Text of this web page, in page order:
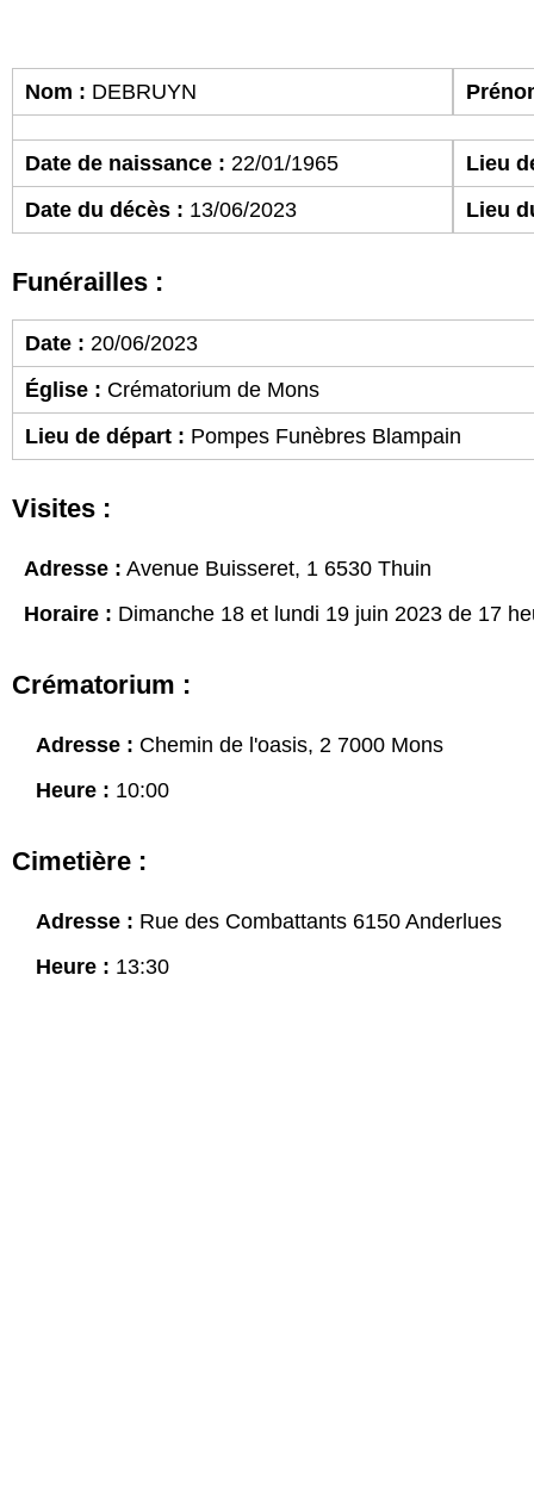
Nom : DEBRUYN
Date de naissance : 22/01/1965
Lieu
Date du décès : 13/06/2023 Lieu
Funérailles :
Date : 20/06/2023
Église : Crématorium de Mons
Lieu de départ : Pompes Funèbres Blampain
Visites :
Adresse : Avenue Buisseret, 1 6530 Thuin
Horaire : Dimanche 18 et lundi 19 juin 2023 de 17
Crématorium :
Adresse : Chemin de l'oasis, 2 7000 Mons
Heure : 10:00
Cimetière :
Adresse : Rue des Combattants 6150 Anderlues
Heure : 13:30